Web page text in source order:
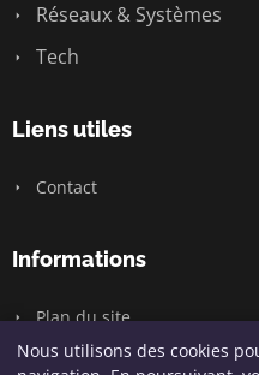
Réseaux & Systèmes
Tech
Liens utiles
Contact
Informations
Plan du site
Nous utilisons des cookies